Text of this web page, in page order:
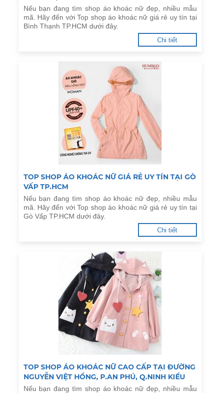
Nếu bạn đang tìm shop áo khoác nữ đẹp, nhiều mẫu
mã. Hãy đến với Top shop áo khoác nữ giá rẻ uy tín tại
Bình Thạnh TP.HCM dưới đây.
Chi tiết
TOP SHOP ÁO KHOÁC NỮ GIÁ RẺ UY TÍN TẠI GÒ
VẤP TP.HCM
Nếu bạn đang tìm shop áo khoác nữ đẹp, nhiều mẫu
mã. Hãy đến với Top shop áo khoác nữ giá rẻ uy tín tại
Gò Vấp TP.HCM dưới đây.
Chi tiết
TOP SHOP ÁO KHOÁC NỮ CAO CẤP TẠI ĐƯỜNG
NGUYỄN VIỆT HỒNG, P.AN PHÚ, Q.NINH KIỀU
Nếu bạn đang tìm shop áo khoác nữ đẹp, nhiều mẫu